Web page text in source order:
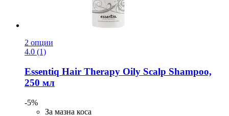
2 опции
4.0 (1)
Essentiq Hair Therapy Oily Scalp Shampoo,
250 мл
-5%
За мазна коса